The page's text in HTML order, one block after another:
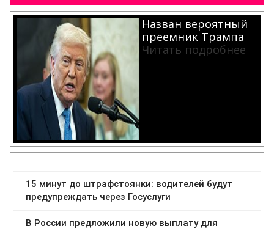
Назван вероятный
преемник Трампа
Читать подробнее